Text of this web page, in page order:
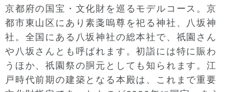
京都府の国宝・文化財を巡るモデルコース。京
都市東山区にあり素戔嗚尊を祀る神社、八坂神
社。全国にある八坂神社の総本社で、祇園さん
や八坂さんとも呼ばれます。初詣には特に賑わ
うほか、祇園祭の胴元としても知られます。江
戸時代前期の建築となる本殿は、これまで重要